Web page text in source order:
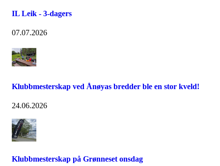
IL Leik - 3-dagers
07.07.2026
Klubbmesterskap ved Ånøyas bredder ble en stor kveld!
24.06.2026
Klubbmesterskap på Grønneset onsdag